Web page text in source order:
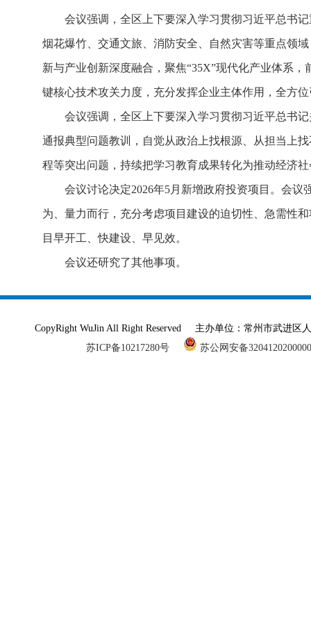
会议强调，全区上下要深入学习贯彻习近平总书
烟花爆竹、交通文旅、消防安全、自然灾害等重点领
新与产业创新深度融合，聚焦“35X”现代化产业体系
键核心技术攻关力度，充分发挥企业主体作用，全方
会议强调，全区上下要深入学习贯彻习近平总书
通报典型问题教训，自觉从政治上找根源、从担当上
程等突出问题，持续把学习教育成果转化为推动经济
会议讨论决定2026年5月新增政府投资项目。会
为、量力而行，充分考虑项目建设的迫切性、急需性
目早开工、快建设、早见效。
会议还研究了其他事项。
CopyRight WuJin All Right Reserved 主办单位：常州市武进
苏ICP备10217280号
苏公网安备